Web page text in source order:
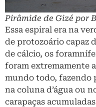
Pirâmide de Gizé por
Essa espiral era na
de protozoário capaz
de cálcio, os
foram extremamente
mundo todo, fazendo
na coluna d’água ou
carapaças